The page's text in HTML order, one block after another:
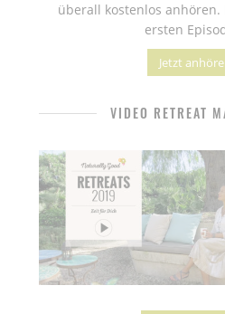
überall kostenlos anhören.
ersten
Jetzt
VIDEO RETREAT